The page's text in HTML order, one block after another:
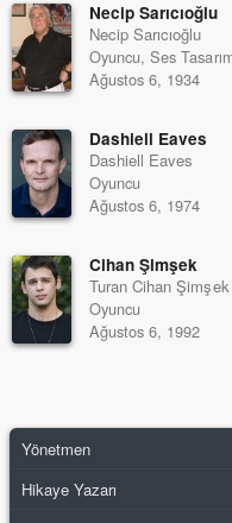
Necip Sarıcıoğlu
Necip Sarıcıoğlu
Oyuncu, Ses
Ağustos 6, 1934
Dashiell Eaves
Dashiell Eaves
Oyuncu
Ağustos 6, 1974
Cihan Şimşek
Turan Cihan Şimşek
Oyuncu
Ağustos 6, 1992
Yönetmen
Hikaye Yazarı